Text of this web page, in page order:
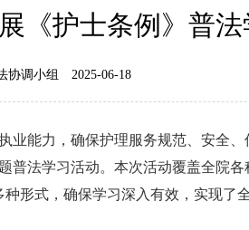
《护士条例》普法
协调小组 2025-06-18
能力，确保护理服务规范、安全、
普法学习活动。本次活动覆盖全院各
形式，确保学习深入有效，实现了